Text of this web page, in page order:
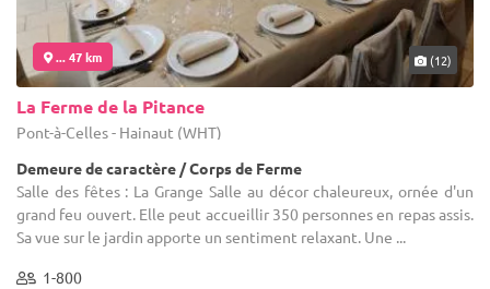
... 47 km (12)
La Ferme de la Pitance
Pont-à-Celles - Hainaut (WHT)
Demeure de caractère / Corps de Ferme
Salle des fêtes : La Grange Salle au décor chaleureux, ornée d'un
grand feu ouvert. Elle peut accueillir 350 personnes en repas assis.
Sa vue sur le jardin apporte un sentiment relaxant. Une ...
1-800